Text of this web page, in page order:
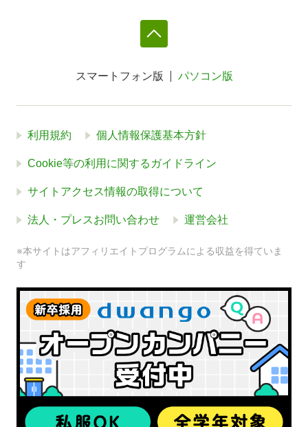
スマートフォン版 パソコン版
利用規約 個人情報保護基本方針
Cookie等の利用に関するガイドライン
サイトアクセス情報の取得について
法人・プレスお問い合わせ 運営会社
※本サイトはアフィリエイトプログラムによる収益を得ていま
す